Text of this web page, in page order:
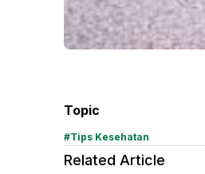
Topic
#Tips Kesehatan
Related Article